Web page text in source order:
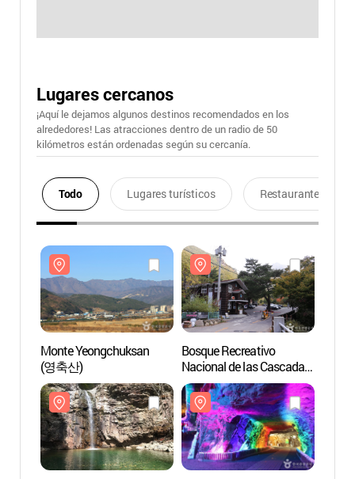
Lugares cercanos
¡Aquí le dejamos algunos destinos recomendados en los
alrededores! Las atracciones dentro de un radio de 50
kilómetros están ordenadas según su cercanía.
Todo Lugares turísticos Restaurantes
Monte Yeongchuksan
(영축산)
Bosque Recreativo
Nacional de las Cascadas
del Monte Sinbulsan (국립
신불산폭포자연휴양림)